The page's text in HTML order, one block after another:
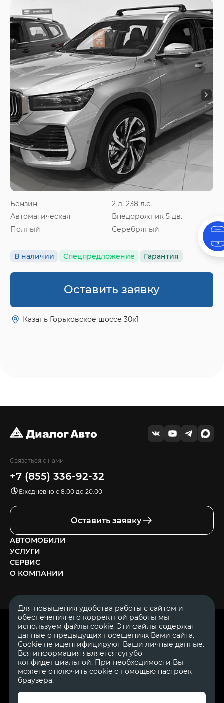
Бензин
2 л, 238 л.с.
Автоматическая
Внедорожник 5 дв.
Полный
Серебряный
В наличии Спецпредложение Гарантия
Оставить заявку
Казань Горьковское шоссе 30к1
Связаться с нами
+7 (855) 336-92-32
Ежедневно с 8:00 до 20:00
Оставить заявку
АВТОМОБИЛИ
УСЛУГИ
СЕРВИС
О КОМПАНИИ
© 2007—2026 «Диалог Авто» — автосалон. Все права защищены.
Обращаем Ваше внимание на то, что данный Интернет-сайт
носит исключительно информационный характер и ни при
каких условиях не является публичной офертой, определяемой
положениями Статьи 437 Гражданского Кодекса Российской
Федерации.Для получения подробной информации о
продажам автосалонов Диалог Авто. Для получения
ОГРН 1111644005153
ИНН 1644062657
Для повышения удобства работы с сайтом и
обеспечения его корректной работы мы
используем файлы cookie. Эти файлы содержат
данные о предыдущих посещениях Вами сайта.
Cookie не идентифицируют Ваши личные данные.
Вся информация является сугубо
конфиденциальной. При необходимости Вы
можете отключить cookie с помощью настроек
браузера.